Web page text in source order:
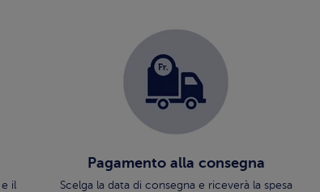
il
Pagamento alla consegna
Scelga la data di consegna e riceverà la spesa